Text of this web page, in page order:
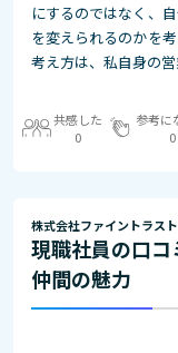
にするのではなく、
を変えられるのかを
考え方は、私自身の
共感した
0
参考に
0
株式会社ファイントラスト
現職社員の口コ
仲間の魅力